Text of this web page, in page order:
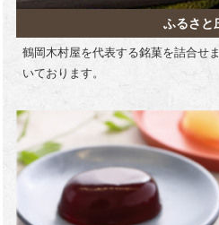
ふるさと
鶴岡木村屋を代表する銘菓を詰合せ
いております。